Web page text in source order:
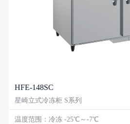
HFE-148SC
星崎立式冷冻柜 S系列
温度范围：冷冻 -25℃～-7℃